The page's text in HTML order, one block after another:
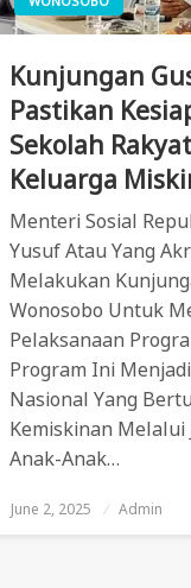
Kunjungan
Pastikan
Sekolah
Keluarga
Menteri Sosial
Yusuf Atau Yang
Melakukan
Wonosobo Untuk
Pelaksanaan
Program Ini
Nasional Yang
Kemiskinan Melalui
Anak-Anak…
Posted
June 2, 2025 Admin